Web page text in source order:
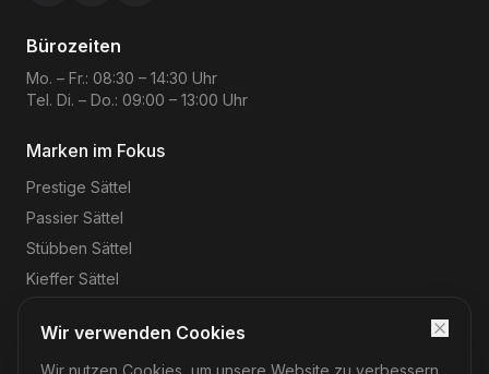
Bürozeiten
Mo. – Fr.: 08:30 – 14:30 Uhr
Tel. Di. – Do.: 09:00 – 13:00 Uhr
Marken im Fokus
Prestige Sättel
Passier Sättel
Stübben Sättel
Kieffer Sättel
Wir verwenden Cookies
Wir nutzen Cookies, um unsere Website zu verbessern